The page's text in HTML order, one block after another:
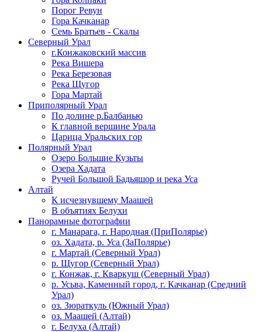
Порог Ревун
Гора Качканар
Семь Братьев - Скалы
Северный Урал
г.Конжаковский массив
Река Вишера
Река Березовая
Река Щугор
Гора Мартай
Приполярный Урал
По долине р.Балбанью
К главной вершине Урала
Царица Уральских гор
Полярный Урал
Озеро Большие Кузьты
Озера Хадата
Ручей Большой Бадьяшор и река Уса
Алтай
К исчезнувшему Маашей
В объятиях Белухи
Панорамные фотографии
г. Манарага, г. Народная (ПриПолярье)
оз. Хадата, р. Уса (ЗаПолярье)
г. Мартай (Северный Урал)
р. Щугор (Северный Урал)
г. Конжак, г. Кваркуш (Северный Урал)
р. Усьва, Каменный город, г. Качканар (Средний
Урал)
оз. Зюраткуль (Южный Урал)
оз. Маашей (Алтай)
г. Белуха (Алтай)